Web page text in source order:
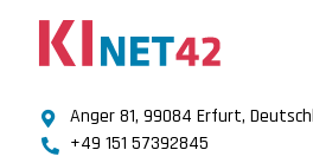
Anger 81, 99084 Erfurt,
+49 151 57392845